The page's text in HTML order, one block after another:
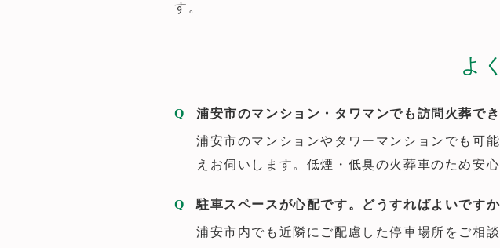
す。
よ
浦安市のマンション・タワマンでも訪問火葬で
浦安市のマンションやタワーマンションでも可
えお伺いします。低煙・低臭の火葬車のため安心
駐車スペースが心配です。どうすればよいですか
浦安市内でも近隣にご配慮した停車場所をご相